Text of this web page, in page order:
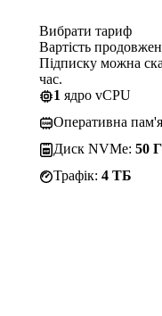
Вибрати тариф
Вартість
Підписку можна
час.
1 ядро vCPU
Оперативна
Диск NVMe: 50
Трафік: 4 TБ